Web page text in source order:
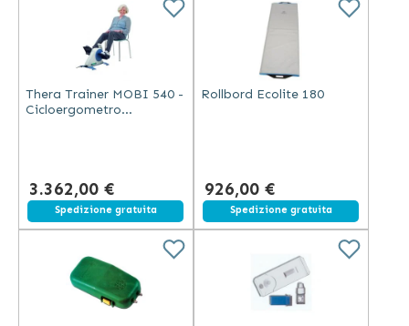
Thera Trainer MOBI 540 -
Cicloergometro
3.362,00 €
Spedizione gratuita
Rollbord Ecolite 180
926,00 €
Spedizione gratuita